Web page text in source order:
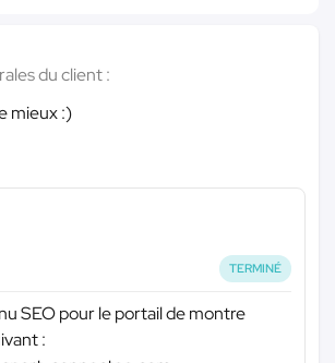
du client :
mieux :)
TERMINÉ
SEO pour le portail de montre
: